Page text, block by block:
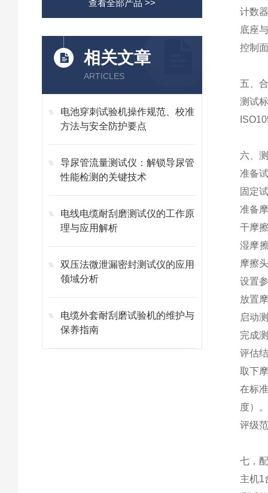
查看全部产品 >>
相关文章
ARTICLES
电池穿刺试验机操作规范、校准
方法与安全防护要点
导尿管流量测试仪：解锁导尿管
性能检测的关键技术
电线电缆耐刮磨测试仪的工作原
理与应用解析
双压法微泄漏密封测试仪的应用
领域分析
电缆外套耐刮磨试验机的维护与
保养指南
计数
底座
控制
五、
测试
六、
准备
固定
准备
干摩
湿摩
摩擦
设置
放置
启动
完成
评估
取下
在标
度）
评级
七，
主机1